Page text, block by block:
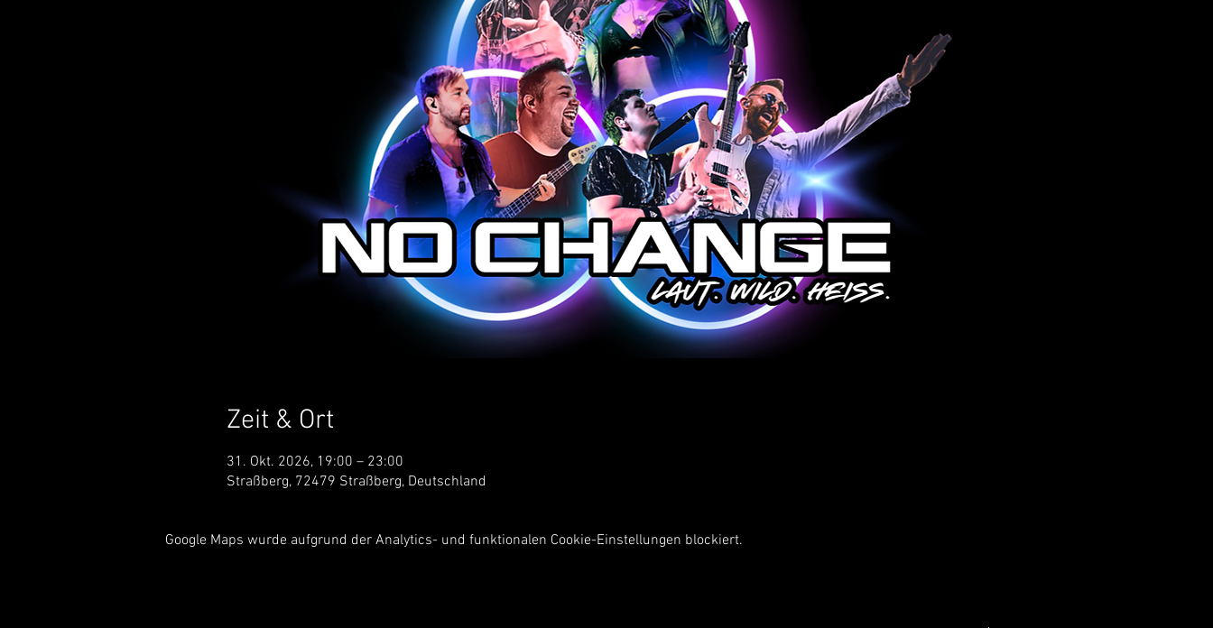
Zeit & Ort
31. Okt. 2026, 19:00 – 23:00
Straßberg, 72479 Straßberg, Deutschland
Google Maps wurde aufgrund der Analytics- und funktionalen Cookie-Einstellungen blockiert.